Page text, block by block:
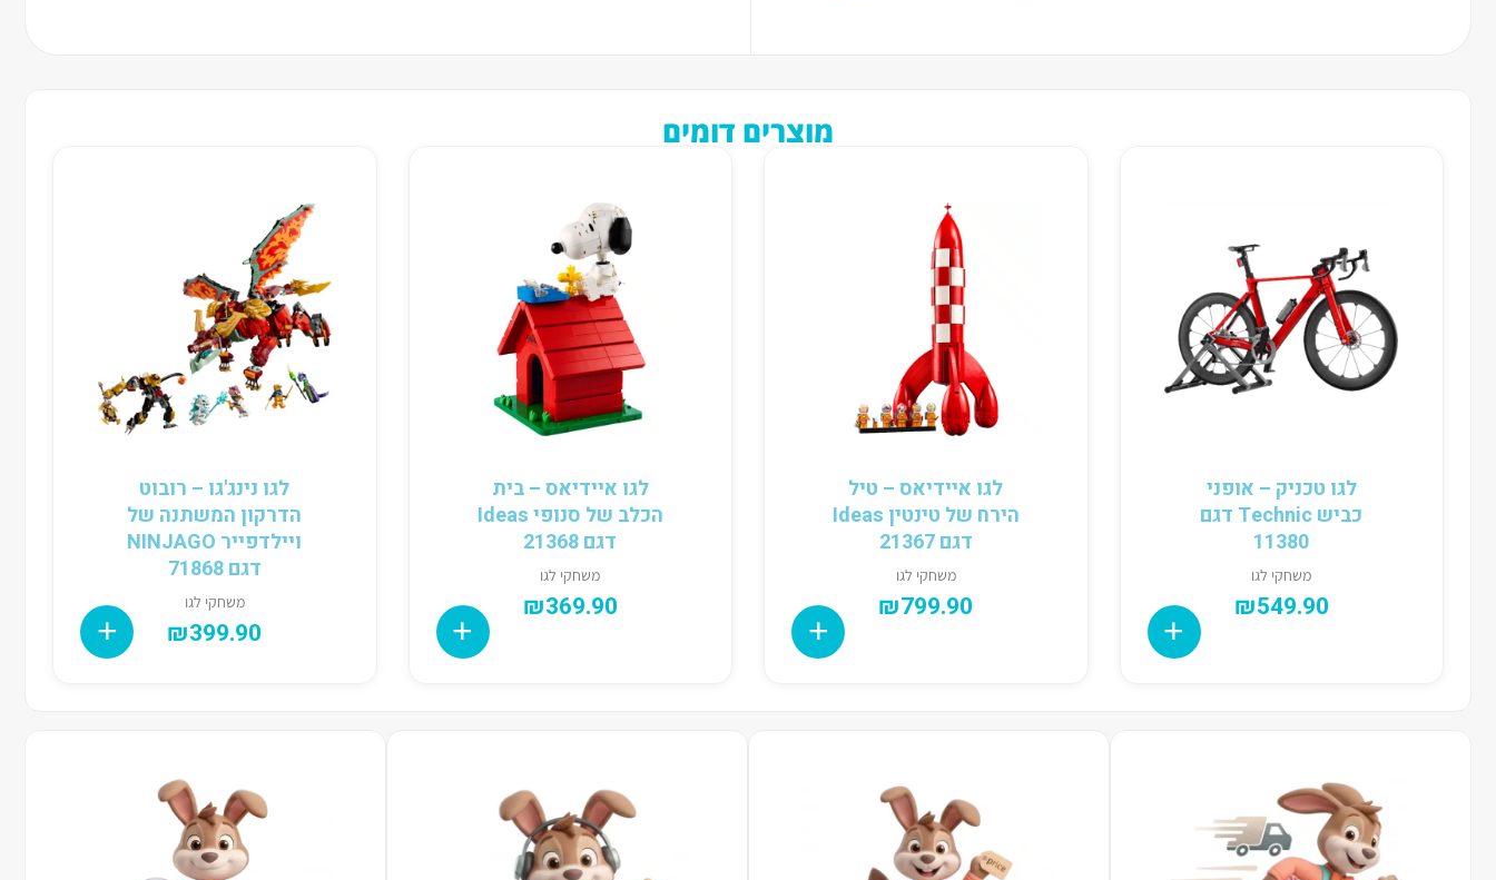
מוצרים דומים
לגו טכניק – אופני
כביש Technic דגם
11380
משחקי לגו
₪549.90
לגו איידיאס – טיל
הירח של טינטין Ideas
דגם 21367
משחקי לגו
₪799.90
לגו איידיאס – בית
הכלב של סנופי Ideas
דגם 21368
משחקי לגו
₪369.90
לגו נינג'גו – רובוט
הדרקון המשתנה של
ויילדפייר NINJAGO
דגם 71868
משחקי לגו
₪399.90